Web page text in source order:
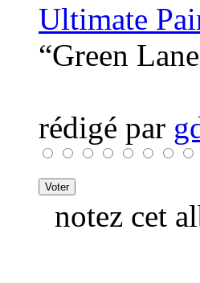
Ultimate
“Green
rédigé par
notez cet